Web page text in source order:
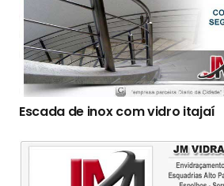
Escada de inox com vidro itajaí